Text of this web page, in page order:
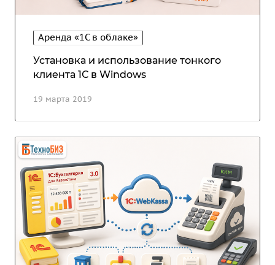
Аренда «1С в облаке»
19 марта 2019
Установка и использование тонкого
клиента 1С в Windows